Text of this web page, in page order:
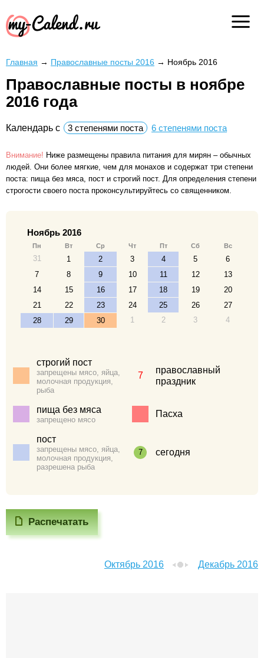
Главная → Православные посты 2016 → Ноябрь 2016
Православные посты в ноябре
2016 года
Календарь с 3 степенями поста 6 степенями поста
Внимание! Ниже размещены правила питания для мирян – обычных
людей. Они более мягкие, чем для монахов и содержат три степени
поста: пища без мяса, пост и строгий пост. Для определения степени
строгости своего поста проконсультируйтесь со священником.
Ноябрь 2016
Пн Вт Ср Чт Пт Сб Вс
31 1 2 3 4 5
6
7
8 9 10 11 12
13
14
15 16 17 18 19
20
21
22 23 24 25 26
27
28
29 30 1 2 3 4
строгий пост
запрещены мясо, яйца,
молочная продукция,
рыба
7
православный
праздник
пища без мяса
запрещено мясо
Пасха
пост
запрещены мясо, яйца,
молочная продукция,
разрешена рыба
7 сегодня
Распечатать
Октябрь 2016 Декабрь 2016